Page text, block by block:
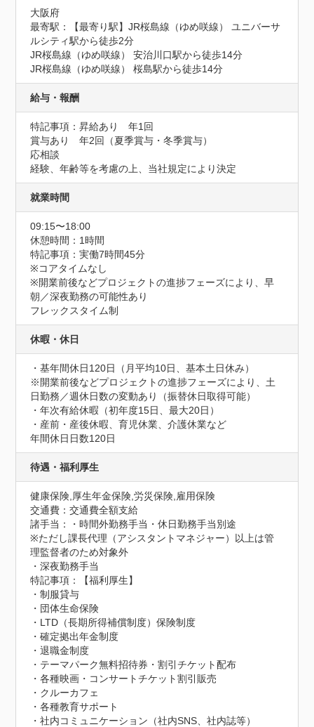
大阪府
最寄駅：【最寄り駅】JR桜島線（ゆめ咲線） ユニバーサ
ルシティ駅から徒歩2分
JR桜島線（ゆめ咲線） 安治川口駅から徒歩14分
JR桜島線（ゆめ咲線） 桜島駅から徒歩14分
給与・報酬
特記事項：昇給あり　年1回
賞与あり　年2回（夏季賞与・冬季賞与）
応相談
経験、年齢等を考慮の上、当社規定により決定
就業時間
09:15〜18:00
休憩時間：1時間
特記事項：実働7時間45分
※コアタイムなし
※開業前後などプロジェクトの進捗フェーズにより、早
朝／深夜勤務の可能性あり
フレックスタイム制
休暇・休日
・基年間休日120日（月平均10日、基本土日休み）
※開業前後などプロジェクトの進捗フェーズにより、土
日勤務／週休日数の変動あり（振替休日取得可能）
・年次有給休暇（初年度15日、最大20日）
・産前・産後休暇、育児休業、介護休業など
年間休日日数120日
待遇・福利厚生
健康保険,厚生年金保険,労災保険,雇用保険
交通費：交通費全額支給
諸手当：・時間外勤務手当・休日勤務手当別途
※ただし課長代理（アシスタントマネジャー）以上は管
理監督者のため対象外
・深夜勤務手当
特記事項：【福利厚生】
・制服貸与
・団体生命保険
・LTD（長期所得補償制度）保険制度
・確定拠出年金制度
・退職金制度
・テーマパーク無料招待券・割引チケット配布
・各種映画・コンサートチケット割引販売
・クルーカフェ
・各種教育サポート
・社内コミュニケーション（社内SNS、社内誌等）